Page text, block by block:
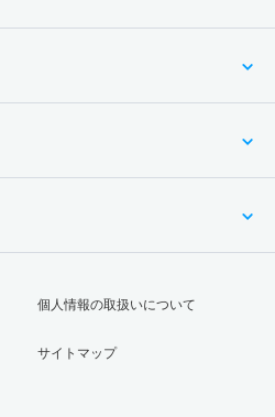
個人情報の取扱いについて
サイトマップ